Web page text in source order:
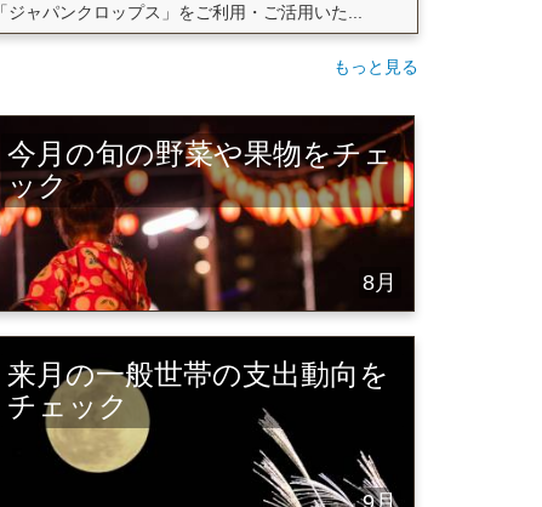
「ジャパンクロップス」をご利用・ご活用いた...
もっと見る
今月の旬の野菜や果物をチェ
ック
8月
来月の一般世帯の支出動向を
チェック